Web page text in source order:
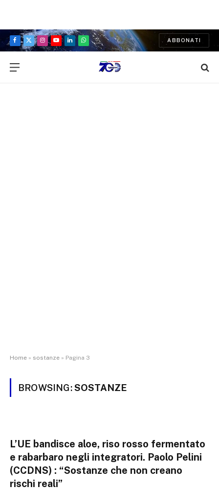
Facebook
X
Instagram
YouTubeLinkedInWhatsApp
ABBONATI
Home » sostanze » Pagina 3
BROWSING:SOSTANZE
L’UE bandisce aloe, riso rosso fermentato
e rabarbaro negli integratori. Paolo Pelini
(CCDNS) : “Sostanze che non creano
rischi reali”